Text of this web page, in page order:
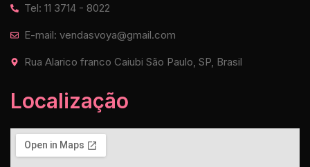
Tel: 11 3714 - 8022
E-mail: vendasvoya@gmail.com
Rua Alarico franco Caiubi São Paulo, SP, Brasil
Localização